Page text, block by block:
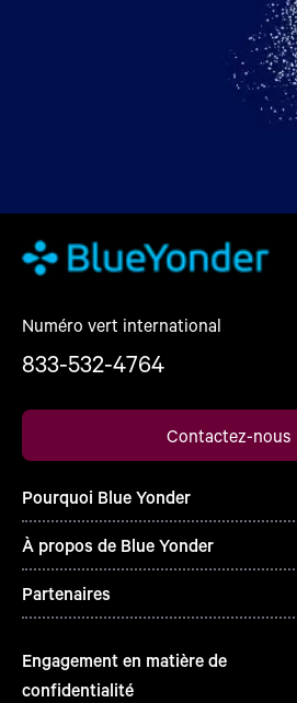
Numéro vert international
833-532-4764
Contactez-nous
Pourquoi Blue Yonder
À propos de Blue Yonder
Partenaires
Engagement en matière de
confidentialité